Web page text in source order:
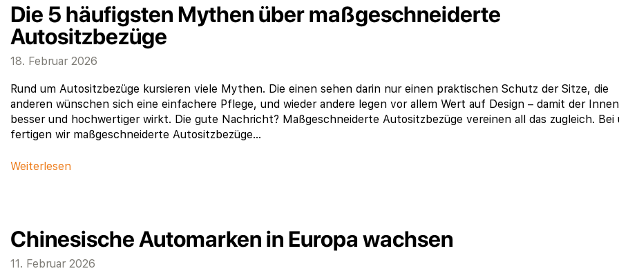
Die 5 häufigsten Mythen über maßgeschneiderte
Autositzbezüge
18. Februar 2026
Rund um Autositzbezüge kursieren viele Mythen. Die einen sehen darin nur einen praktischen Schutz der Sitze, die
anderen wünschen sich eine einfachere Pflege, und wieder andere legen vor allem Wert auf Design – damit der
besser und hochwertiger wirkt. Die gute Nachricht? Maßgeschneiderte Autositzbezüge vereinen all das zugleich. Bei
fertigen wir maßgeschneiderte Autositzbezüge…
Weiterlesen
Chinesische Automarken in Europa wachsen
11. Februar 2026